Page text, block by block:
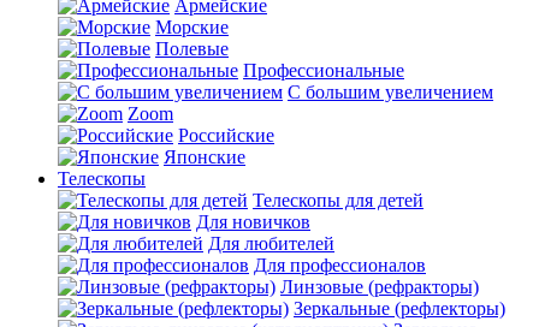
Армейские
Морские
Полевые
Профессиональные
С большим увеличением
Zoom
Российские
Японские
Телескопы
Телескопы для детей
Для новичков
Для любителей
Для профессионалов
Линзовые (рефракторы)
Зеркальные (рефлекторы)